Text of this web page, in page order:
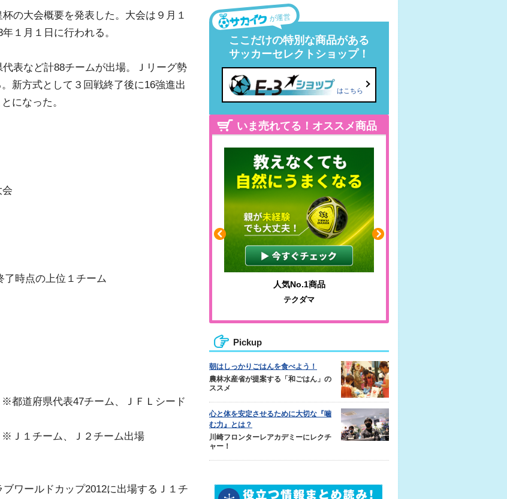
の大会概要を発表した。大会は９月１
１月１日に行われる。
表など計88チームが出場。Ｊリーグ勢
新方式として３回戦終了後に16強進出
になった。
時点の上位１チーム
※都道府県代表47チーム、ＪＦＬシード
※Ｊ１チーム、Ｊ２チーム出場
ワールドカップ2012に出場するＪ１チ
が運営
ここだけの特別な商品がある
サッカーセレクトショップ！
はこちら
いま売れてる！オススメ商品
ふくらはぎの張りや疲れに 人気No.1商品
テクダマ
Pickup
朝はしっかりごはんを食べよう！
農林水産省が提案する「和ごはん」の
ススメ
心と体を安定させるために大切な『噛
む力』とは？
川崎フロンターレアカデミーにレクチ
ャー！